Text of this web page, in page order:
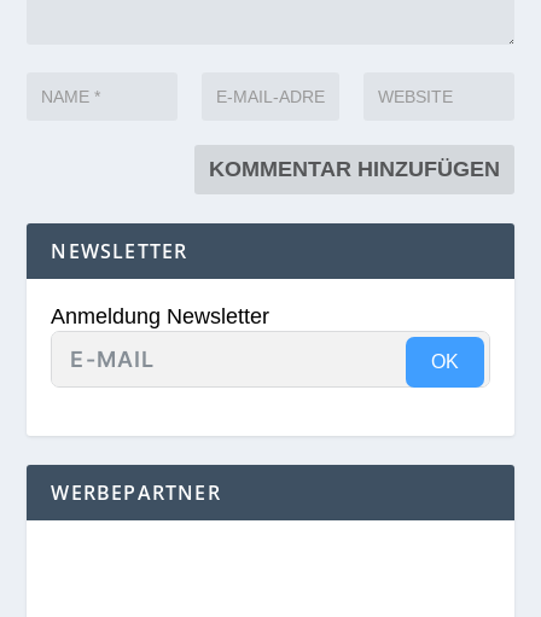
NEWSLETTER
Anmeldung Newsletter
OK
WERBEPARTNER